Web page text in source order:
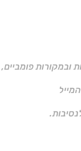
ובמקורות פומביים,